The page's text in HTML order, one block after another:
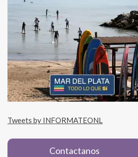
Tweets by INFORMATEONL
Contactanos